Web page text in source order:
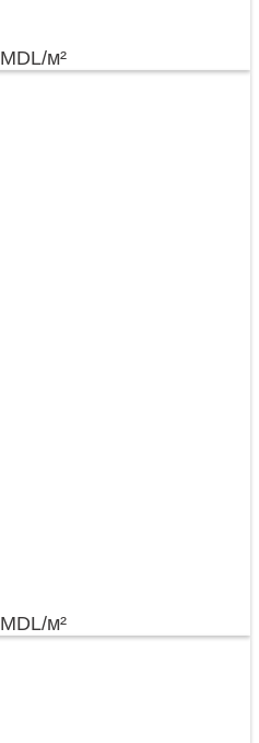
MDL/м²
MDL/м²